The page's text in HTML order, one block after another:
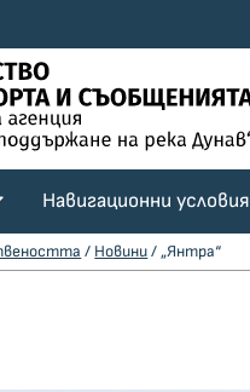
Навигационни условия
/ Новини/ „Янтра“